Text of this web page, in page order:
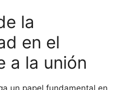
la
en el
a la unión
un papel fundamental en